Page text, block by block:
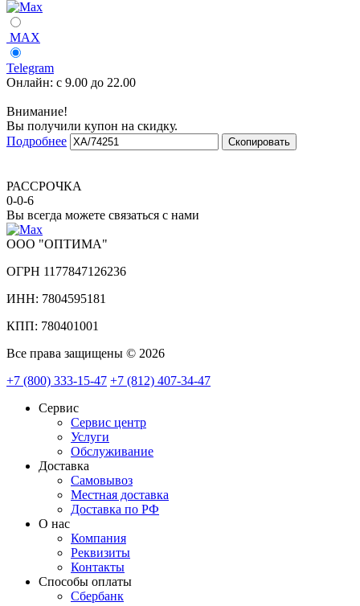
MAX
Telegram
Онлайн: с 9.00 до 22.00
Внимание!
Вы получили купон на скидку.
Подробнее
Скопировать
РАССРОЧКА
0-0-6
Вы всегда можете связаться с нами
ООО "ОПТИМА"
ОГРН 1177847126236
ИНН: 7804595181
КПП: 780401001
Все права защищены © 2026
+7 (800) 333-15-47 +7 (812) 407-34-47
Сервис
Сервис центр
Услуги
Обслуживание
Доставка
Самовывоз
Местная доставка
Доставка по РФ
О нас
Компания
Реквизиты
Контакты
Cпособы оплаты
Сбербанк